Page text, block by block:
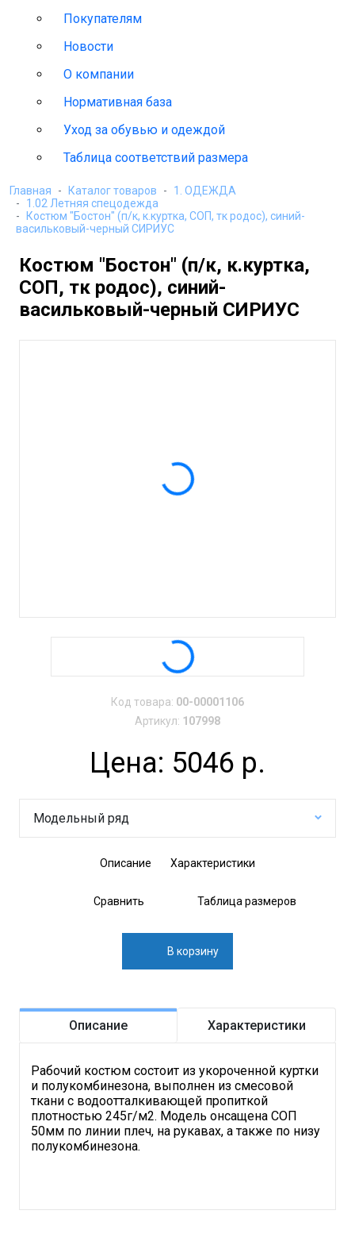
Покупателям
Новости
О компании
Нормативная база
Уход за обувью и одеждой
Таблица соответствий размера
Главная Каталог товаров
1. ОДЕЖДА
1.02 Летняя спецодежда
Костюм "Бостон" (п/к, к.куртка, СОП, тк родос), синий-
васильковый-черный СИРИУС
Костюм "Бостон" (п/к, к.куртка,
СОП, тк родос), синий-
васильковый-черный СИРИУС
Код товара: 00-00001106
Артикул: 107998
Цена: 5046 р.
Модельный ряд
Описание Характеристики
Сравнить Таблица размеров
В корзину
Описание Характеристики
Рабочий костюм состоит из укороченной куртки
и полукомбинезона, выполнен из смесовой
ткани с водоотталкивающей пропиткой
плотностью 245г/м2. Модель онсащена СОП
50мм по линии плеч, на рукавах, а также по низу
полукомбинезона.